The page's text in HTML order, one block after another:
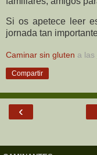
Si os apetece leer
jornada tan
Caminar sin gluten a las
Compartir
‹